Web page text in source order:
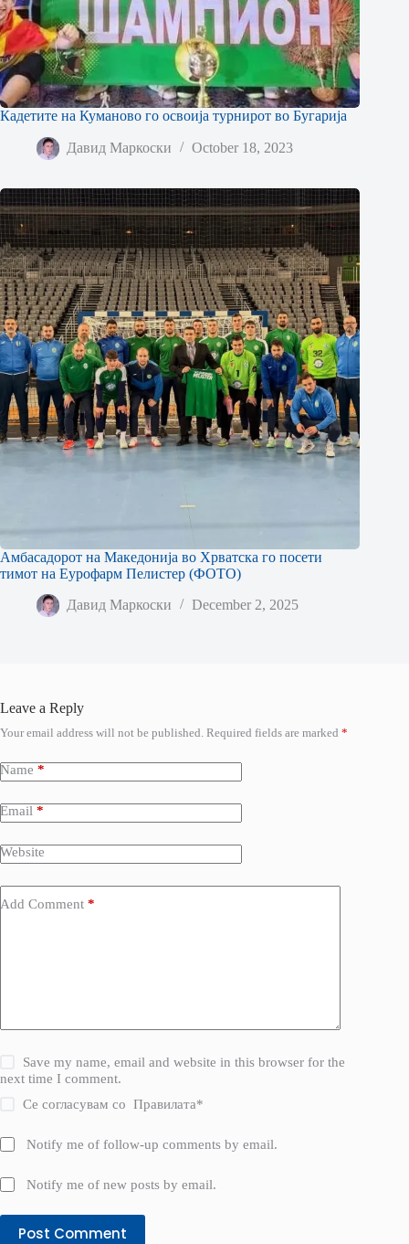
Кадетите на Куманово го освоија турнирот во Бугарија
Давид Маркоски October 18, 2023
Амбасадорот на Македонија во Хрватска го посети
тимот на Еурофарм Пелистер (ФОТО)
Давид Маркоски December 2, 2025
Leave a Reply
Your email address will not be published. Required fields are marked *
Name *
Email *
Website
Add Comment *
Save my name, email and website in this browser for the
next time I comment.
Се согласувам соПравилата*
Notify me of follow-up comments by email.
Notify me of new posts by email.
Post Comment